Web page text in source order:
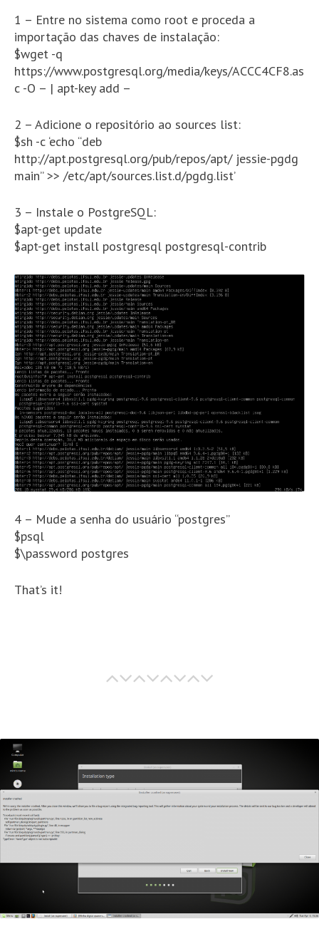
1 – Entre no sistema como root e proceda a
importação das chaves de instalação:
$wget -q
https://www.postgresql.org/media/keys/ACCC4CF8.as
c -O – | apt-key add –
2 – Adicione o repositório ao sources list:
$sh -c ‘echo “deb
http://apt.postgresql.org/pub/repos/apt/ jessie-pgdg
main” >> /etc/apt/sources.list.d/pgdg.list’
3 – Instale o PostgreSQL:
$apt-get update
$apt-get install postgresql postgresql-contrib
4 – Mude a senha do usuário “postgres”
$psql
$\password postgres
That’s it!